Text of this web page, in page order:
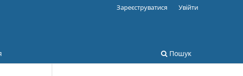
Пошук
Зареєструватися Увійти